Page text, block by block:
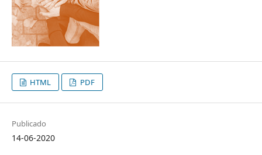
HTML PDF
Publicado
14-06-2020